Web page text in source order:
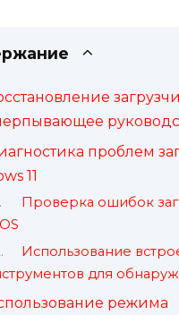
проблем
11
Проверка ошибок
Использование
для
режима